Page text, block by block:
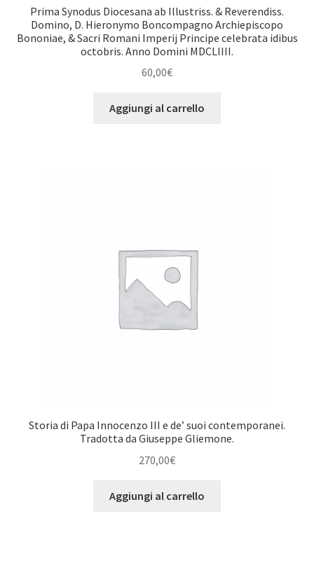
Prima Synodus Diocesana ab Illustriss. & Reverendiss.
Domino, D. Hieronymo Boncompagno Archiepiscopo
Bononiae, & Sacri Romani Imperij Principe celebrata idibus
octobris. Anno Domini MDCLIIII.
60,00€
Aggiungi al carrello
Storia di Papa Innocenzo III e de’ suoi contemporanei.
Tradotta da Giuseppe Gliemone.
270,00€
Aggiungi al carrello